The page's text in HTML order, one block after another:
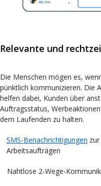
Relevante und
Die Menschen mögen es,
pünktlich kommunizieren. Die
helfen dabei, Kunden über
Auftragsstatus,
dem Laufenden zu halten.
SMS-Benachrichtigungen
Arbeitsaufträgen
Nahtlose 2-Wege-